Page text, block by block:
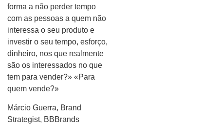
forma a não perder tempo
com as pessoas a quem não
interessa o seu produto e
investir o seu tempo, esforço,
dinheiro, nos que realmente
são os interessados no que
tem para vender?» «Para
quem vende?»
Márcio Guerra, Brand
Strategist, BBBrands